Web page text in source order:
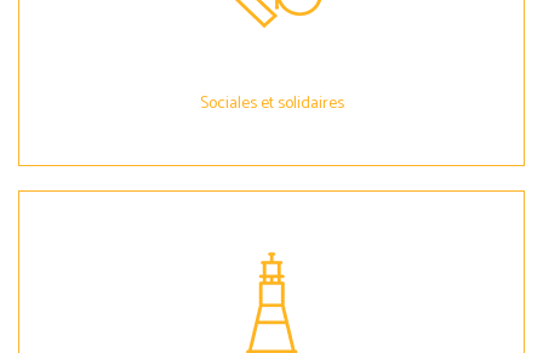
Sociales et solidaires